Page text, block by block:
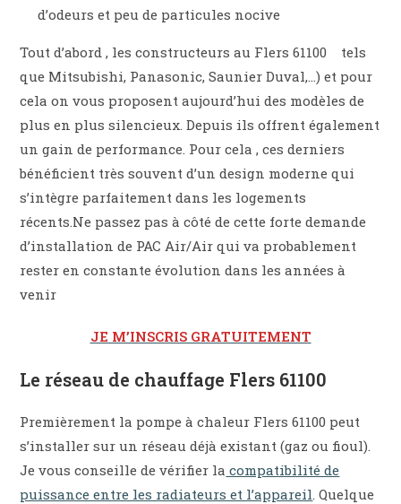
d’odeurs et peu de particules nocive
Tout d’abord , les constructeurs au Flers 61100 tels
que Mitsubishi, Panasonic, Saunier Duval,…) et pour
cela on vous proposent aujourd’hui des modèles de
plus en plus silencieux. Depuis ils offrent également
un gain de performance. Pour cela , ces derniers
bénéficient très souvent d’un design moderne qui
s’intègre parfaitement dans les logements
récents.Ne passez pas à côté de cette forte demande
d’installation de PAC Air/Air qui va probablement
rester en constante évolution dans les années à
venir
JE M’INSCRIS GRATUITEMENT
Le réseau de chauffage Flers 61100
Premièrement la pompe à chaleur Flers 61100 peut
s’installer sur un réseau déjà existant (gaz ou fioul).
Je vous conseille de vérifier la compatibilité de
puissance entre les radiateurs et l’appareil . Quelque